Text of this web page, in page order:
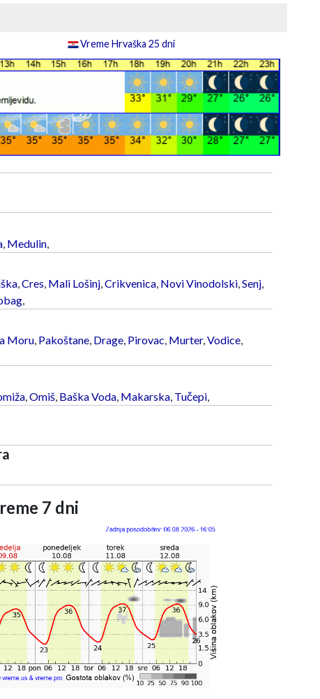
Vreme Hrvaška 25 dni
, Medulin,
, Cres Mali Lošinj, Crikvenica, Novi Vinodolski, Senj,
,
Moru, Pakoštane, Drage, Pirovac Murter, Vodice,
, Omiš, Baška Voda, Makarska, Tučepi,
7 dni